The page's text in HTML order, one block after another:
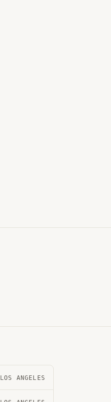
LOS ANGELES